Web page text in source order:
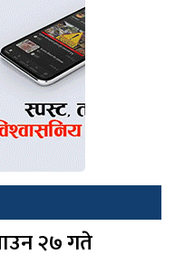
२७ गते